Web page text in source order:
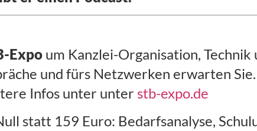
Expo um Kanzlei-Organisation,
und fürs Netzwerken erwarten
Infos unter unter stb-expo.de
statt 159 Euro: Bedarfsanalyse,